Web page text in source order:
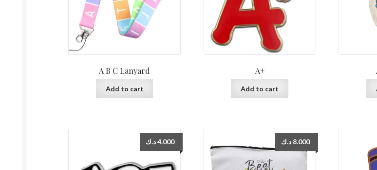
A B C Lanyard
Add to cart
A+
Add to cart
4.000د.ك 8.000 د.ك